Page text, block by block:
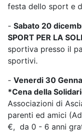
festa dello sport e
- Sabato 20
SPORT PER LA
sportiva presso il
sportivi.
- Venerdi 30
*Cena della
Associazioni di
parenti ed amici
€, da 0 - 6 anni